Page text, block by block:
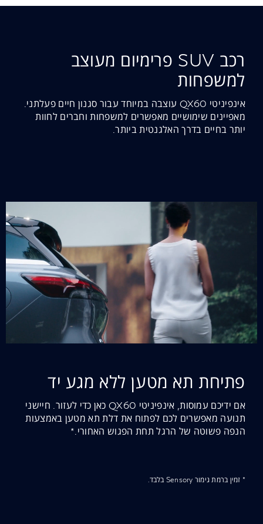
רכב SUV פרימיום מעוצב
למשפחות
אינפיניטי QX60 עוצבה במיוחד עבור סגנון חיים פעלתני.
מאפיינים שימושיים מאפשרים למשפחות וחברים לחוות
יותר בחיים בדרך האלגנטית ביותר.
פתיחת תא מטען ללא מגע יד
אם ידיכם עמוסות, אינפיניטי QX60 כאן כדי לעזור. חיישני
תנועה מאפשרים לכם לפתוח את דלת תא מטען באמצעות
הנפה פשוטה של הרגל תחת הפגוש האחורי.*
* זמין ברמת גימור Sensory בלבד.